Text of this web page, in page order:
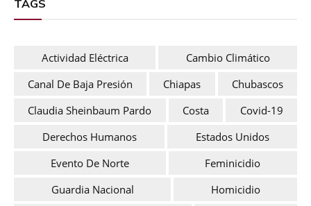
TAGS
Actividad Eléctrica
Cambio Climático
Canal De Baja Presión
Chiapas
Chubascos
Claudia Sheinbaum Pardo
Costa
Covid-19
Derechos Humanos
Estados Unidos
Evento De Norte
Feminicidio
Guardia Nacional
Homicidio